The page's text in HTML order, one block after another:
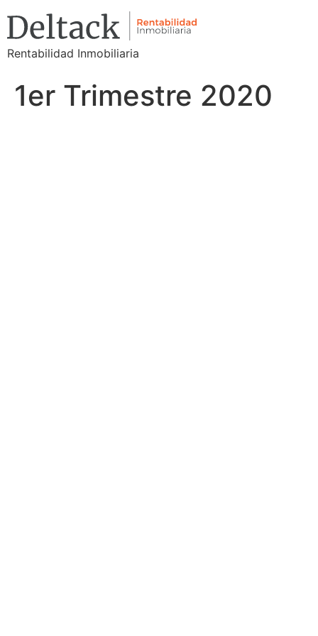
Rentabilidad Inmobiliaria
1er Trimestre 2020